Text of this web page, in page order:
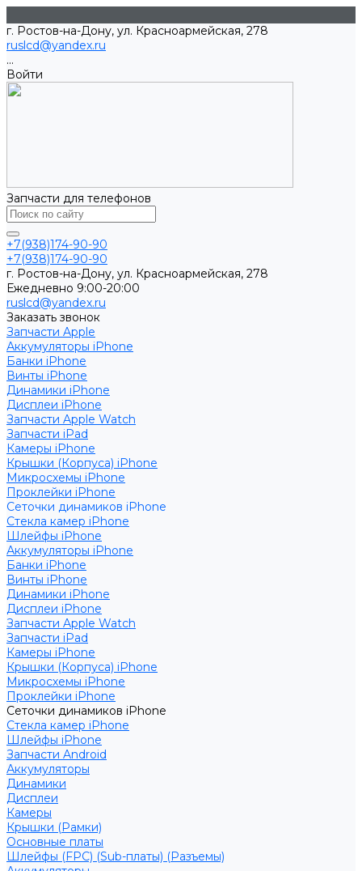
г. Ростов-на-Дону, ул. Красноармейская, 278
ruslcd@yandex.ru
...
Войти
Запчасти для телефонов
+7(938)174-90-90
+7(938)174-90-90
г. Ростов-на-Дону, ул. Красноармейская, 278
Ежедневно 9:00-20:00
ruslcd@yandex.ru
Заказать звонок
Запчасти Apple
Аккумуляторы iPhone
Банки iPhone
Винты iPhone
Динамики iPhone
Дисплеи iPhone
Запчасти Apple Watch
Запчасти iPad
Камеры iPhone
Крышки (Корпуса) iPhone
Микросхемы iPhone
Проклейки iPhone
Сеточки динамиков iPhone
Стекла камер iPhone
Шлейфы iPhone
Аккумуляторы iPhone
Банки iPhone
Винты iPhone
Динамики iPhone
Дисплеи iPhone
Запчасти Apple Watch
Запчасти iPad
Камеры iPhone
Крышки (Корпуса) iPhone
Микросхемы iPhone
Проклейки iPhone
Сеточки динамиков iPhone
Стекла камер iPhone
Шлейфы iPhone
Запчасти Android
Аккумуляторы
Динамики
Дисплеи
Камеры
Крышки (Рамки)
Основные платы
Шлейфы (FPC) (Sub-платы) (Разъемы)